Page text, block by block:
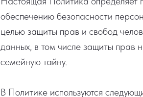
обеспечению безопасности
целью защиты прав и свобод
данных, в том числе защиты прав
семейную тайну.
В Политике используются